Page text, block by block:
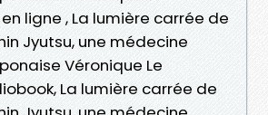
ligne , La lumière carrée de
Jyutsu, une médecine
Véronique Le
La lumière carrée de